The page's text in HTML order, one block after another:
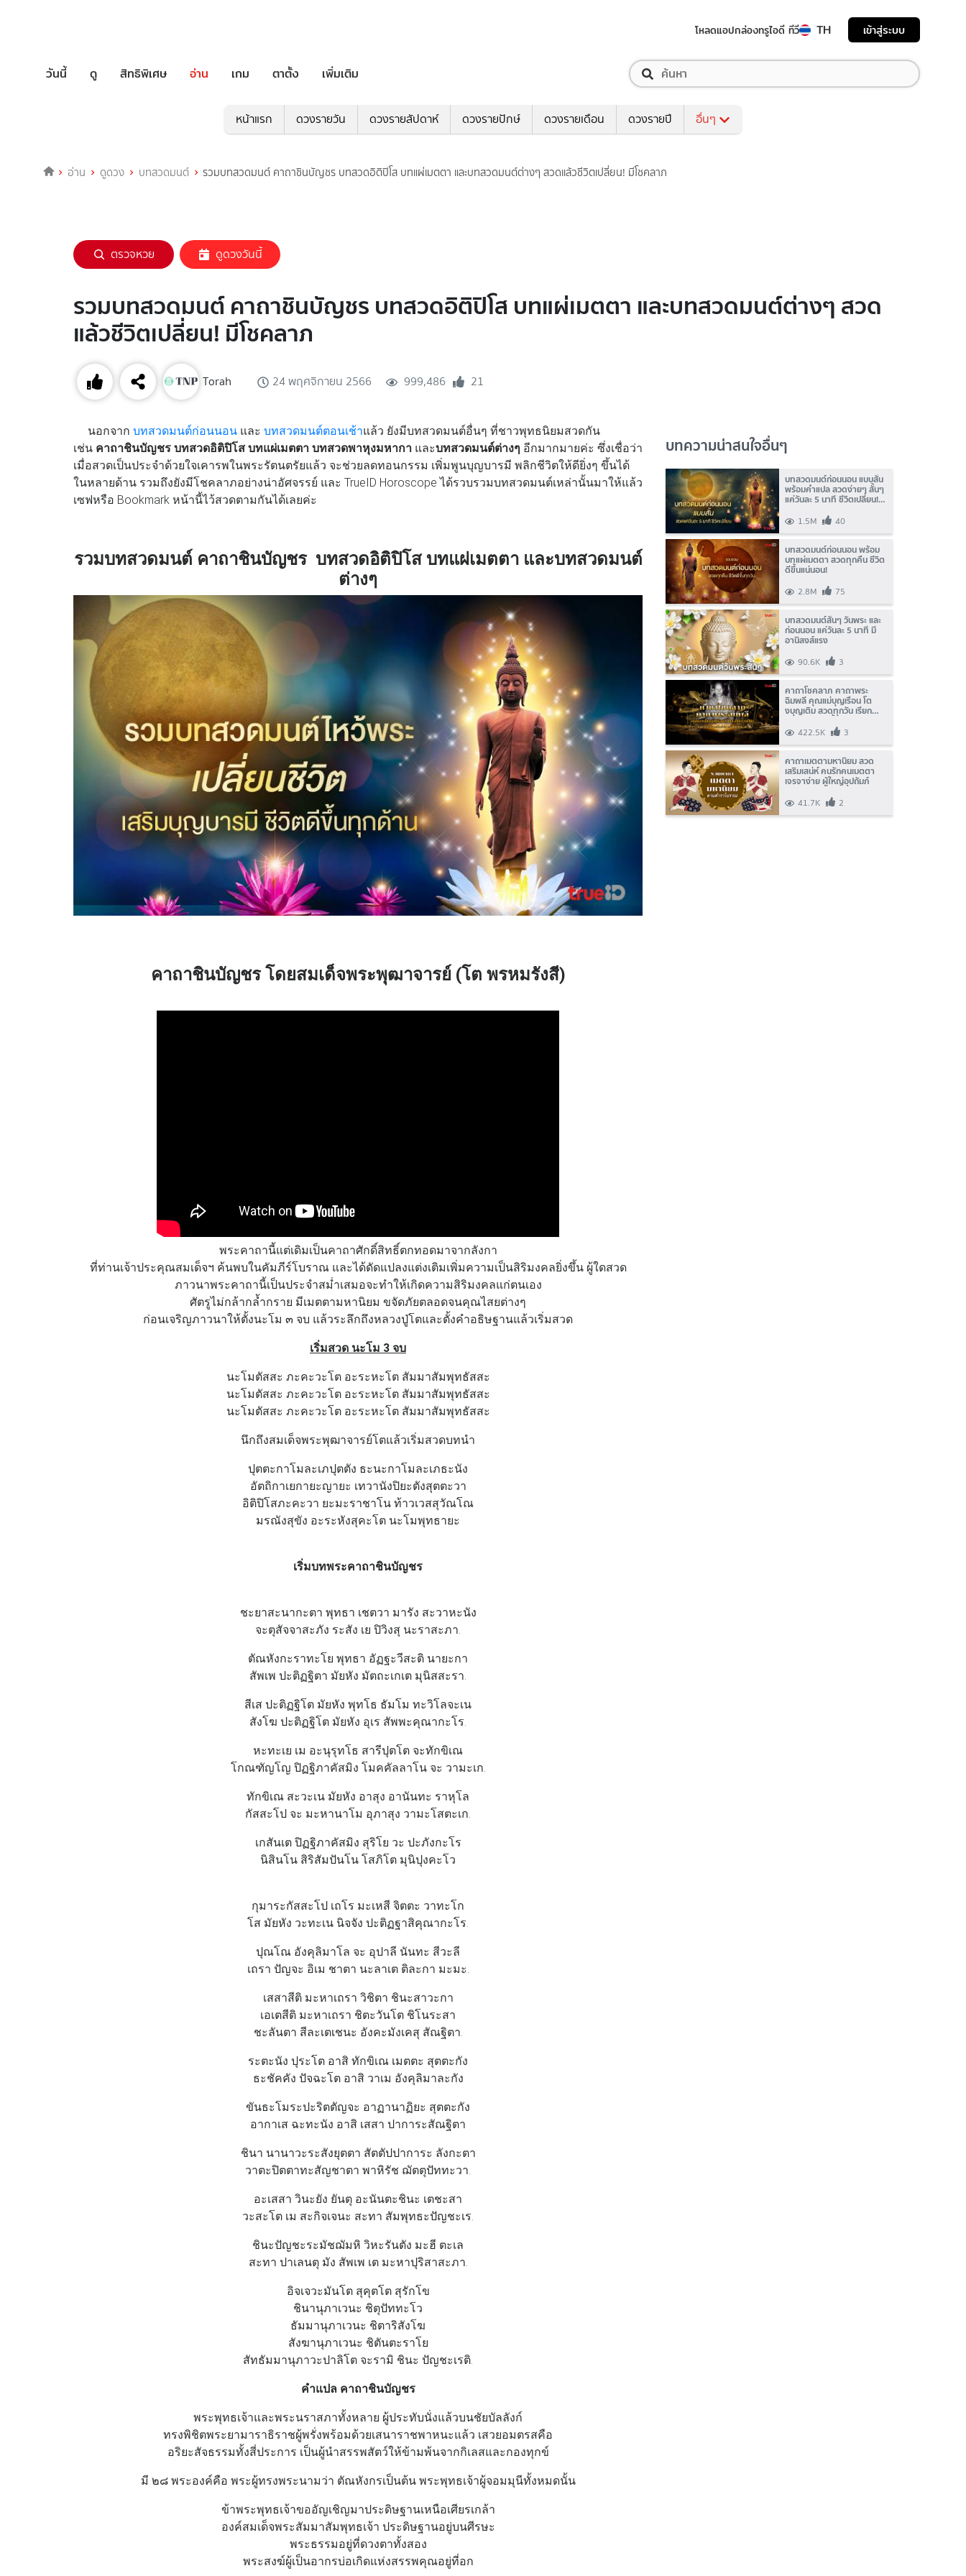
โหลดแอปกล่องทรูไอดี ทีวี TH เข้าสู่ระบบ
วันนี้ ดู สิทธิพิเศษ อ่าน เกม ตาตั้ง เพิ่มเติม
หน้าแรก ดวงรายวัน ดวงรายสัปดาห์ ดวงรายปักษ์ ดวงรายเดือน ดวงรายปี อื่นๆ
อ่าน ดูดวง บทสวดมนต์ รวมบทสวดมนต์ คาถาชินบัญชร บทสวดอิติปิโส บทแผ่เมตตา และบทสวดมนต์ต่างๆ สวดแล้วชีวิตเปลี่ยน! มีโชคลาภ
ตรวจหวย ดูดวงวันนี้
รวมบทสวดมนต์ คาถาชินบัญชร บทสวดอิติปิโส บทแผ่เมตตา และบทสวดมนต์ต่างๆ สวด
แล้วชีวิตเปลี่ยน! มีโชคลาภ
Torah 24 พฤศจิกายน 2566 999,486 21
นอกจาก บทสวดมนต์ก่อนนอน และ บทสวดมนต์ตอนเช้าแล้ว ยังมีบทสวดมนต์อื่นๆ ที่ชาวพุทธนิยมสวดกัน
เช่น คาถาชินบัญชร บทสวดอิติปิโส บทแผ่เมตตา บทสวดพาหุงมหากา และบทสวดมนต์ต่างๆ อีกมากมายค่ะ ซึ่งเชื่อว่า
เมื่อสวดเป็นประจำด้วยใจเคารพในพระรัตนตรัยแล้ว จะช่วยลดทอนกรรม เพิ่มพูนบุญบารมี พลิกชีวิตให้ดียิ่งๆ ขึ้นได้
ในหลายด้าน รวมถึงยังมีโชคลาภอย่างน่าอัศจรรย์ และ TrueID Horoscope ได้รวบรวมบทสวดมนต์เหล่านั้นมาให้แล้ว
เซฟหรือ Bookmark หน้านี้ไว้สวดตามกันได้เลยค่ะ
รวมบทสวดมนต์ คาถาชินบัญชร บทสวดอิติปิโส บทแผ่เมตตา และบทสวดมนต์
ต่างๆ
คาถาชินบัญชร โดยสมเด็จพระพุฒาจารย์ (โต พรหมรังสี)
พระคาถานี้แต่เดิมเป็นคาถาศักดิ์สิทธิ์ตกทอดมาจากลังกา
ที่ท่านเจ้าประคุณสมเด็จฯ ค้นพบในคัมภีร์โบราณ และได้ดัดแปลงแต่งเติมเพิ่มความเป็นสิริมงคลยิ่งขึ้น ผู้ใดสวด
ภาวนาพระคาถานี้เป็นประจำสม่ำเสมอจะทำให้เกิดความสิริมงคลแก่ตนเอง
ศัตรูไม่กล้ากล้ำกราย มีเมตตามหานิยม ขจัดภัยตลอดจนคุณไสยต่างๆ
ก่อนเจริญภาวนาให้ตั้งนะโม ๓ จบ แล้วระลึกถึงหลวงปู่โตและตั้งคำอธิษฐานแล้วเริ่มสวด
เริ่มสวด นะโม 3 จบ
นะโมตัสสะ ภะคะวะโต อะระหะโต สัมมาสัมพุทธัสสะ
นะโมตัสสะ ภะคะวะโต อะระหะโต สัมมาสัมพุทธัสสะ
นะโมตัสสะ ภะคะวะโต อะระหะโต สัมมาสัมพุทธัสสะ
นึกถึงสมเด็จพระพุฒาจารย์โตแล้วเริ่มสวดบทนำ
ปุตตะกาโมละเภปุตตัง ธะนะกาโมละเภธะนัง
อัตถิกาเยกายะญายะ เทวานังปิยะตังสุตตะวา
อิติปิโสภะคะวา ยะมะราชาโน ท้าวเวสสุวัณโณ
มรณังสุขัง อะระหังสุคะโต นะโมพุทธายะ
เริ่มบทพระคาถาชินบัญชร
ชะยาสะนากะตา พุทธา เชตวา มารัง สะวาหะนัง
จะตุสัจจาสะภัง ระสัง เย ปิวิงสุ นะราสะภา.
ตัณหังกะราทะโย พุทธา อัฏฐะวีสะติ นายะกา
สัพเพ ปะติฏฐิตา มัยหัง มัตถะเกเต มุนิสสะรา.
สีเส ปะติฏฐิโต มัยหัง พุทโธ ธัมโม ทะวิโลจะเน
สังโฆ ปะติฏฐิโต มัยหัง อุเร สัพพะคุณากะโร.
หะทะเย เม อะนุรุทโธ สารีปุตโต จะทักขิเณ
โกณฑัญโญ ปิฏฐิภาคัสมิง โมคคัลลาโน จะ วามะเก.
ทักขิเณ สะวะเน มัยหัง อาสุง อานันทะ ราหุโล
กัสสะโป จะ มะหานาโม อุภาสุง วามะโสตะเก.
เกสันเต ปิฏฐิภาคัสมิง สุริโย วะ ปะภังกะโร
นิสินโน สิริสัมปันโน โสภิโต มุนิปุงคะโว
กุมาระกัสสะโป เถโร มะเหสี จิตตะ วาทะโก
โส มัยหัง วะทะเน นิจจัง ปะติฏฐาสิคุณากะโร.
ปุณโณ อังคุลิมาโล จะ อุปาลี นันทะ สีวะลี
เถรา ปัญจะ อิเม ชาตา นะลาเต ติละกา มะมะ.
เสสาสีติ มะหาเถรา วิชิตา ชินะสาวะกา
เอเตสีติ มะหาเถรา ชิตะวันโต ชิโนระสา
ชะลันตา สีละเตเชนะ อังคะมังเคสุ สัณฐิตา.
ระตะนัง ปุระโต อาสิ ทักขิเณ เมตตะ สุตตะกัง
ธะชัคคัง ปัจฉะโต อาสิ วาเม อังคุลิมาละกัง
ขันธะโมระปะริตตัญจะ อาฏานาฏิยะ สุตตะกัง
อากาเส ฉะทะนัง อาสิ เสสา ปาการะสัณฐิตา
ชินา นานาวะระสังยุตตา สัตตัปปาการะ ลังกะตา
วาตะปิตตาทะสัญชาตา พาหิรัช ฌัตตุปัททะวา.
อะเสสา วินะยัง ยันตุ อะนันตะชินะ เตชะสา
วะสะโต เม สะกิจเจนะ สะทา สัมพุทธะปัญชะเร.
ชินะปัญชะระมัชฌัมหิ วิหะรันตัง มะฮี ตะเล
สะทา ปาเลนตุ มัง สัพเพ เต มะหาปุริสาสะภา.
อิจเจวะมันโต สุคุตโต สุรักโข
ชินานุภาเวนะ ชิตุปัททะโว
ธัมมานุภาเวนะ ชิตาริสังโฆ
สังฆานุภาเวนะ ชิตันตะราโย
สัทธัมมานุภาวะปาลิโต จะรามิ ชินะ ปัญชะเรติ.
คำแปล คาถาชินบัญชร
พระพุทธเจ้าและพระนราสภาทั้งหลาย ผู้ประทับนั่งแล้วบนชัยบัลลังก์
ทรงพิชิตพระยามาราธิราชผู้พรั่งพร้อมด้วยเสนาราชพาหนะแล้ว เสวยอมตรสคือ
อริยะสัจธรรมทั้งสี่ประการ เป็นผู้นำสรรพสัตว์ให้ข้ามพ้นจากกิเลสและกองทุกข์
มี ๒๘ พระองค์คือ พระผู้ทรงพระนามว่า ตัณหังกรเป็นต้น พระพุทธเจ้าผู้จอมมุนีทั้งหมดนั้น
ข้าพระพุทธเจ้าขออัญเชิญมาประดิษฐานเหนือเศียรเกล้า
องค์สมเด็จพระสัมมาสัมพุทธเจ้า ประดิษฐานอยู่บนศีรษะ
พระธรรมอยู่ที่ดวงตาทั้งสอง
พระสงฆ์ผู้เป็นอากรบ่อเกิดแห่งสรรพคุณอยู่ที่อก
บทความน่าสนใจอื่นๆ
บทสวดมนต์ก่อนนอน แบบสั้น
พร้อมคำแปล สวดง่ายๆ สั้นๆ
แค่วันละ 5 นาที ชีวิตเปลี่ยน!
1.5M 40
บทสวดมนต์ก่อนนอน พร้อม
บทแผ่เมตตา สวดทุกคืน ชีวิต
ดีขึ้นแน่นอน!
2.8M 75
บทสวดมนต์สั้นๆ วันพระ และ
ก่อนนอน แค่วันละ 5 นาที มี
อานิสงส์แรง
90.6K 3
คาถาโชคลาภ คาถาพระ
ฉิมพลี คุณแม่บุญเรือน โต
งบุญเติม สวดทุกวัน เรียก
422.5K 3
คาถาเมตตามหานิยม สวด
เสริมเสน่ห์ คนรักคนเมตตา
เจรจาง่าย ผู้ใหญ่อุปถัมภ์
41.7K 2